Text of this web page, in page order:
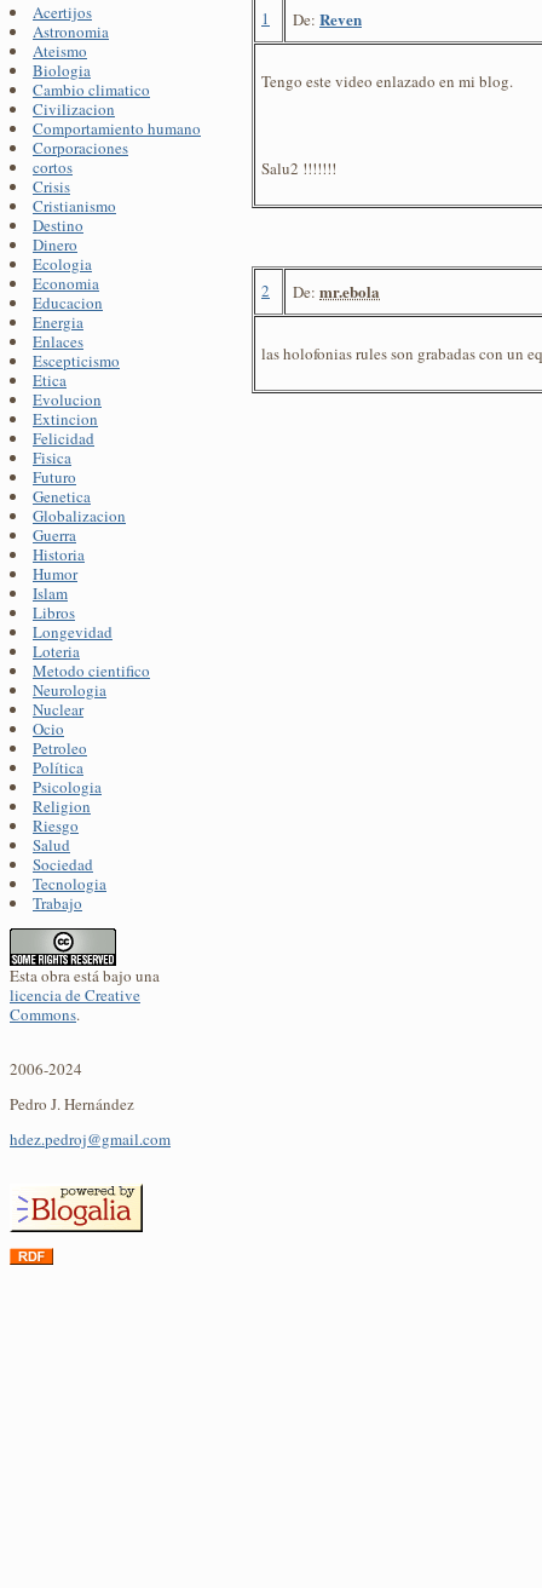
Acertijos
Astronomia
Ateismo
Biologia
Cambio climatico
Civilizacion
Comportamiento humano
Corporaciones
cortos
Crisis
Cristianismo
Destino
Dinero
Ecologia
Economia
Educacion
Energia
Enlaces
Escepticismo
Etica
Evolucion
Extincion
Felicidad
Fisica
Futuro
Genetica
Globalizacion
Guerra
Historia
Humor
Islam
Libros
Longevidad
Loteria
Metodo cientifico
Neurologia
Nuclear
Ocio
Petroleo
Política
Psicologia
Religion
Riesgo
Salud
Sociedad
Tecnologia
Trabajo
Esta obra está bajo una
licencia de Creative
Commons.
2006-2024
Pedro J. Hernández
hdez.pedroj@gmail.com
1 De: Reven
Tengo este video enlazado en mi blog.
Salu2 !!!!!!!
2 De: mr.ebola
las holofonias rules son grabadas con un